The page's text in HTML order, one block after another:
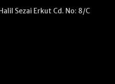
Sezai Erkut Cd. No: 8/C